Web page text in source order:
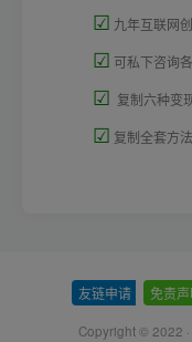
☑ 九年互联网
☑ 可私下咨询
☑ 复制六种变
☑ 复制全套方
友链申请 免责
Copyright © 2022 ·